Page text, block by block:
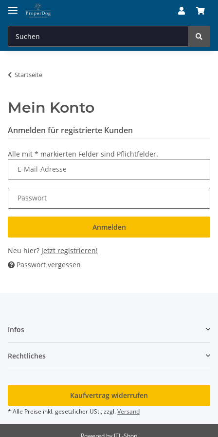
Startseite
Mein Konto
Anmelden für registrierte Kunden
Alle mit * markierten Felder sind Pflichtfelder.
E-Mail-Adresse
Passwort
Anmelden
Neu hier? Jetzt registrieren!
Passwort vergessen
Infos
Rechtliches
Kaufvertrag widerrufen
* Alle Preise inkl. gesetzlicher USt., zzgl.Versand